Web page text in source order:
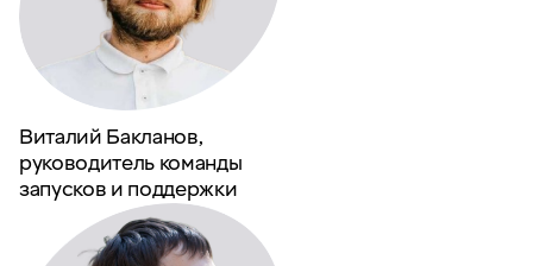
Виталий Бакланов,
руководитель команды
запусков и поддержки